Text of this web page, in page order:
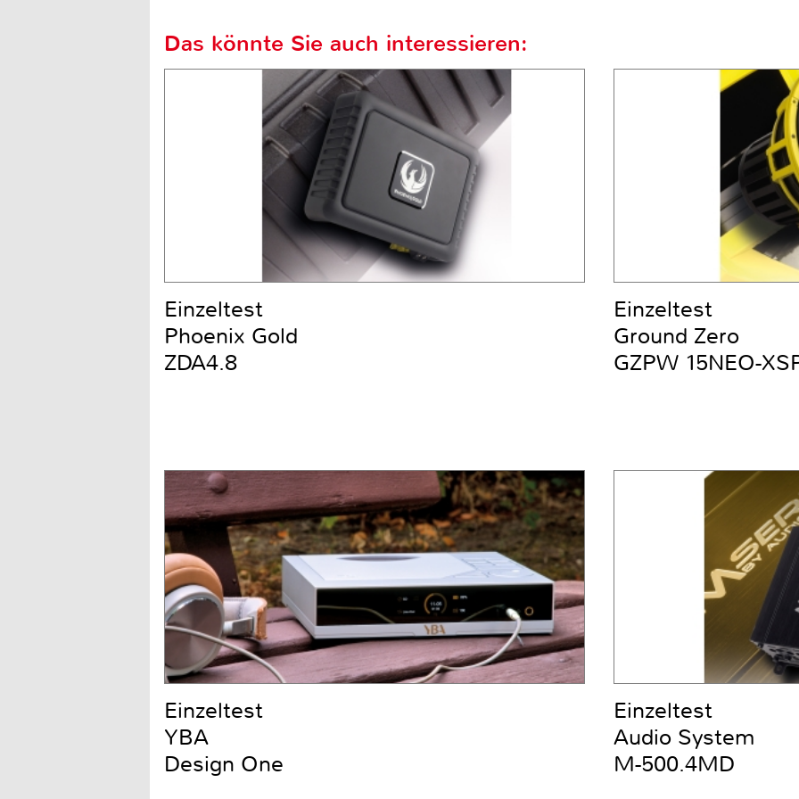
Das könnte Sie auch interessieren:
Einzeltest
Phoenix Gold
ZDA4.8
Einzeltest
Ground Zero
GZPW 15NEO-
Einzeltest
YBA
Design One
Einzeltest
Audio System
M-500.4MD